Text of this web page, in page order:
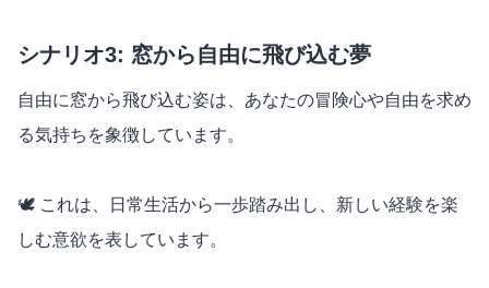
シナリオ3: 窓から自由に飛び込む夢
自由に窓から飛び込む姿は、あなたの冒険心や自由を求め
る気持ちを象徴しています。
🕊️ これは、日常生活から一歩踏み出し、新しい経験を楽
しむ意欲を表しています。